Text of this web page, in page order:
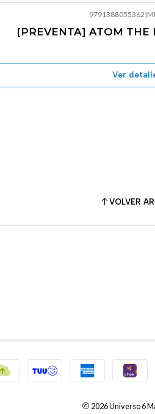
9791388055362 |
[PREVENTA] ATOM THE
Ver
VOLVER
2026 Universo 6